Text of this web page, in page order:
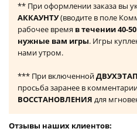
** При оформлении заказа вы
АККАУНТУ(вводите в поле
рабочее время в течении 40-
нужные вам игры. Игры
нами утром.
*** При включенной
просьба заранее в
ВОССТАНОВЛЕНИЯ для
Отзывы наших клиентов: